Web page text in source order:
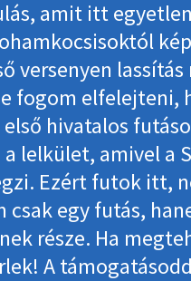
amit itt
versenyen
fogom elfelejteni,
hivatalos
lelkület, amivel a
Ezért futok itt,
csak egy futás,
része. Ha
A